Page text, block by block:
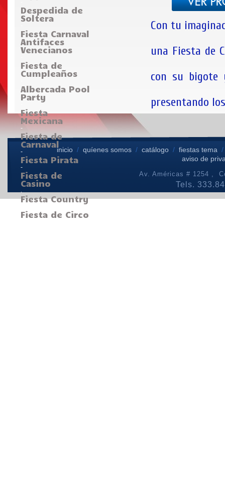
Despedida de
Soltera
Fiesta Carnaval
Antifaces
Venecianos
Fiesta de
Cumpleaños
Albercada Pool
Party
Fiesta
Mexicana
-
Fiesta de
Carnaval
-
Fiesta Pirata
-
Fiesta de
Casino
.
Fiesta Country
Fiesta de Circo
Con tu
una Fiesta de
con su bigote
presentando
inicio /quíenes somos /catálogo / fiestas tema
aviso de
Av. Américas # 1254 ,
Tels.